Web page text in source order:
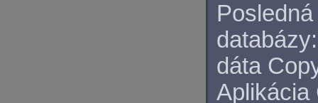
databázy:
dáta
Aplikácia